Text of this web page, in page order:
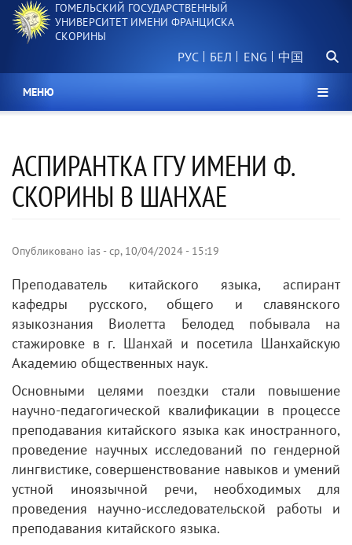
Перейти
основному
ГОМЕЛЬСКИЙ ГОСУДАРСТВЕННЫЙ
УНИВЕРСИТЕТ ИМЕНИ ФРАНЦИСКА
СКОРИНЫ
РУС БЕЛ 中国
МЕНЮ
АСПИРАНТКА ГГУ ИМЕНИ Ф.
СКОРИНЫ В ШАНХАЕ
Опубликовано ias -ср, 10/04/2024 - 15:19
Преподаватель китайского языка, аспирант
кафедры русского, общего и славянского
языкознания Виолетта Белодед побывала на
стажировке в г. Шанхай и посетила Шанхайскую
Академию общественных наук.
Основными целями поездки стали повышение
научно-педагогической квалификации в процессе
преподавания китайского языка как иностранного,
проведение научных исследований по гендерной
лингвистике, совершенствование навыков и умений
устной иноязычной речи, необходимых для
проведения научно-исследовательской работы и
преподавания китайского языка.